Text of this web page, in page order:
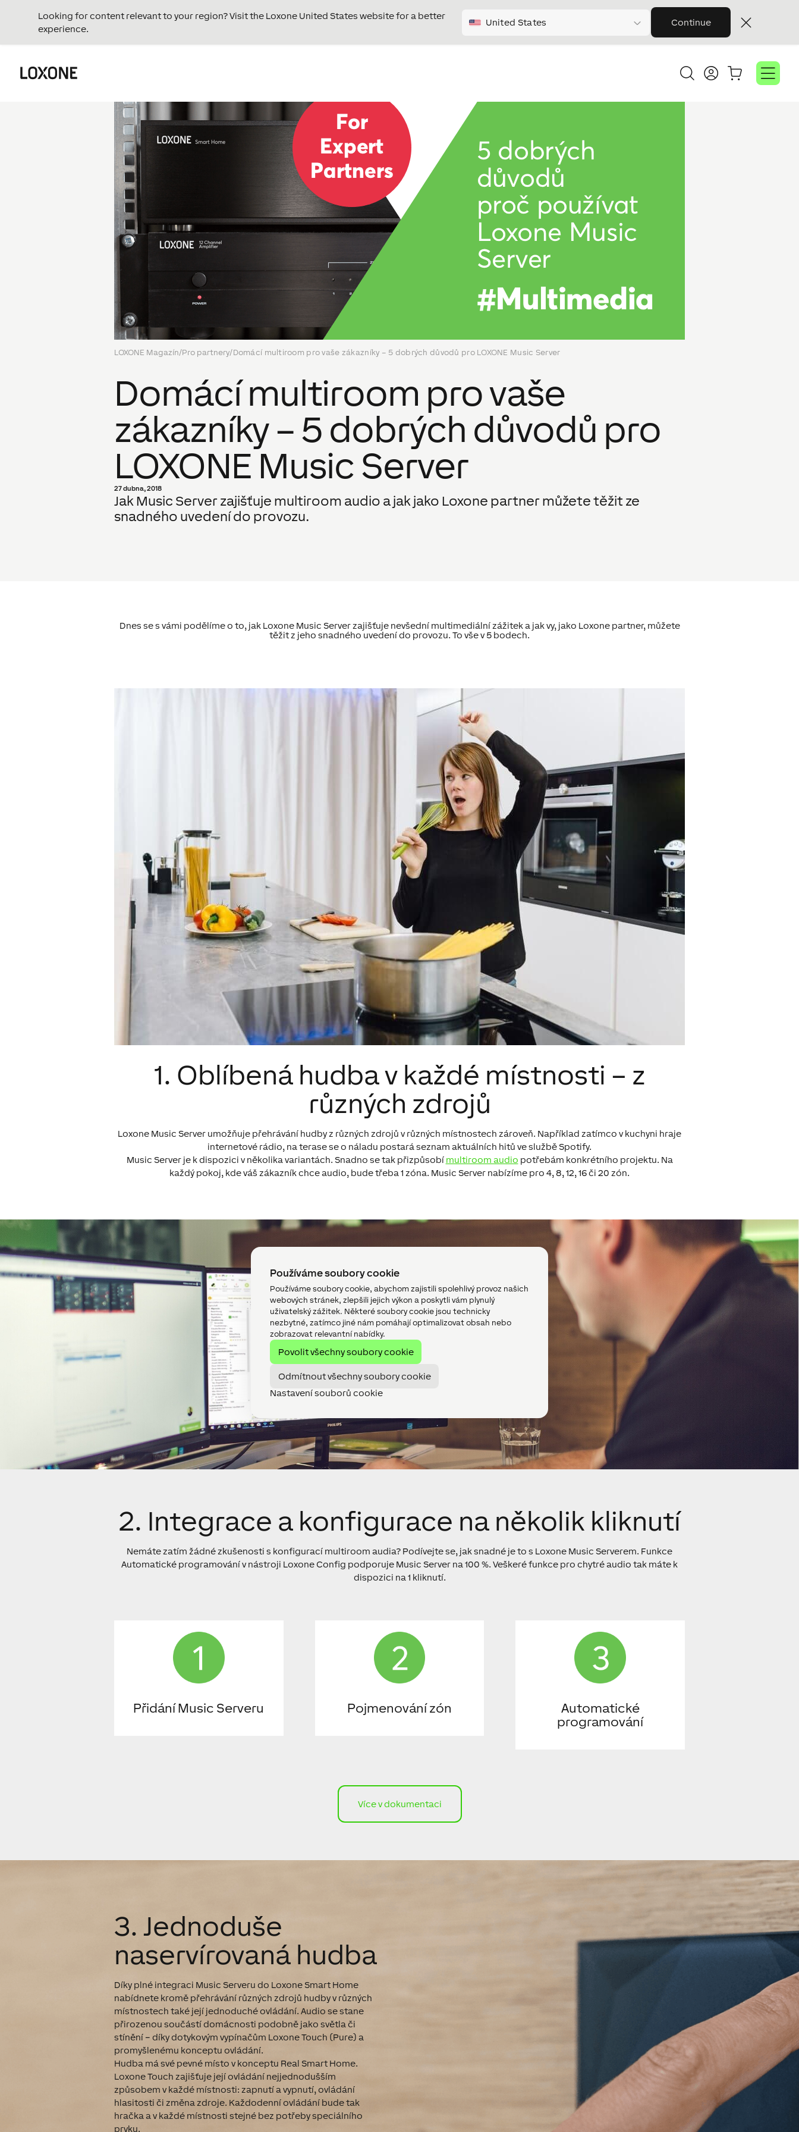
Používáme soubory cookie
Používáme soubory cookie, abychom zajistili spolehlivý provoz našich
webových stránek, zlepšili jejich výkon a poskytli vám plynulý
uživatelský zážitek. Některé soubory cookie jsou technicky
nezbytné, zatímco jiné nám pomáhají optimalizovat obsah nebo
zobrazovat relevantní nabídky.
Povolit všechny soubory cookie
Odmítnout všechny soubory cookie
Nastavení souborů cookie
Looking for content relevant to your region? Visit the Loxone United States website for a better
experience.
United States Continue
LOXONE Magazín/Pro partnery/Domácí multiroom pro vaše zákazníky – 5 dobrých důvodů pro LOXONE Music Server
Domácí multiroom pro vaše
zákazníky – 5 dobrých důvodů pro
LOXONE Music Server
27 dubna, 2018
Jak Music Server zajišťuje multiroom audio a jak jako Loxone partner můžete těžit ze
snadného uvedení do provozu.
Dnes se s vámi podělíme o to, jak Loxone Music Server zajišťuje nevšední multimediální zážitek a jak vy, jako Loxone partner, můžete
těžit z jeho snadného uvedení do provozu. To vše v 5 bodech.
1. Oblíbená hudba v každé místnosti – z
různých zdrojů
Loxone Music Server umožňuje přehrávání hudby z různých zdrojů v různých místnostech zároveň. Například zatímco v kuchyni hraje
internetové rádio, na terase se o náladu postará seznam aktuálních hitů ve službě Spotify.
Music Server je k dispozici v několika variantách. Snadno se tak přizpůsobí multiroom audio potřebám konkrétního projektu. Na
každý pokoj, kde váš zákazník chce audio, bude třeba 1 zóna. Music Server nabízíme pro 4, 8, 12, 16 či 20 zón.
2. Integrace a konfigurace na několik kliknutí
Nemáte zatím žádné zkušenosti s konfigurací multiroom audia? Podívejte se, jak snadné je to s Loxone Music Serverem. Funkce
Automatické programování v nástroji Loxone Config podporuje Music Server na 100 %. Veškeré funkce pro chytré audio tak máte k
dispozici na 1 kliknutí.
Přidání Music Serveru Pojmenování zón
Automatické
programování
Více v dokumentaci
3. Jednoduše
naservírovaná hudba
Díky plné integraci Music Serveru do Loxone Smart Home
nabídnete kromě přehrávání různých zdrojů hudby v různých
místnostech také její jednoduché ovládání. Audio se stane
přirozenou součástí domácnosti podobně jako světla či
stínění – díky dotykovým vypínačům Loxone Touch (Pure) a
promyšlenému konceptu ovládání.
Hudba má své pevné místo v konceptu Real Smart Home.
Loxone Touch zajišťuje její ovládání nejjednodušším
způsobem v každé místnosti: zapnutí a vypnutí, ovládání
hlasitosti či změna zdroje. Každodenní ovládání bude tak
hračka a v každé místnosti stejné bez potřeby speciálního
prvku.